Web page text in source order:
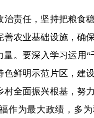
责任，坚持把粮食
农业基础设施，确
。要深入学习运用
鲜明示范片区，建
全面振兴根基，努
作为最大政绩，多